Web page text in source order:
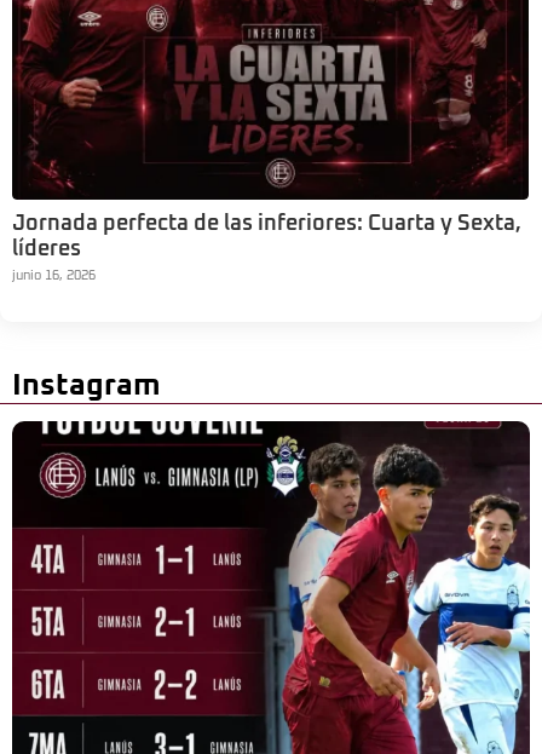
Jornada perfecta de las inferiores: Cuarta y Sexta,
líderes
junio 16, 2026
Instagram